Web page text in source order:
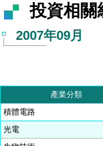
投資相關
2007年09月
產業分類
積體電路
光電